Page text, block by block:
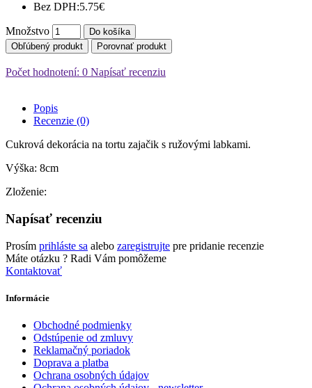
Bez DPH:5.75€
Množstvo
Do košíka
Obľúbený produkt
Porovnať produkt
Počet hodnotení: 0 Napísať recenziu
Popis
Recenzie (0)
Cukrová dekorácia na tortu zajačik s ružovými labkami.
Výška: 8cm
Zloženie:
Napísať recenziu
Prosím prihláste sa alebo zaregistrujte pre pridanie recenzie
Máte otázku ? Radi Vám pomôžeme
Kontaktovať
Informácie
Obchodné podmienky
Odstúpenie od zmluvy
Reklamačný poriadok
Doprava a platba
Ochrana osobných údajov